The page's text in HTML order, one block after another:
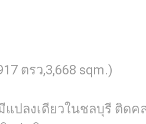
ตรว,3,668 sqm.)
แปลงเดียวในชลบุรี ติด